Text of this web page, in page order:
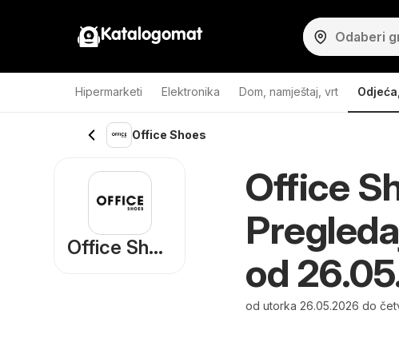
Katalogomat
Hipermarketi Elektronika Dom, namještaj, vrt
Office Shoes
Office
od
od utorka 26.05.2026 do
Office Shoes